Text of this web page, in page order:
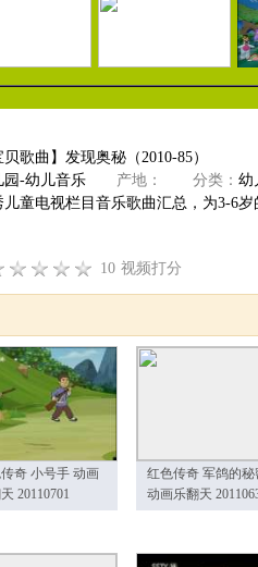
贝歌曲】发现奥秘（2010-85）
园-幼儿音乐 产地： 分类： 幼
儿童电视栏目音乐歌曲汇总，为3-6
10 视频打分
奇 小号手 动画
20110701
红色传奇 军鸽的秘
动画乐翻天